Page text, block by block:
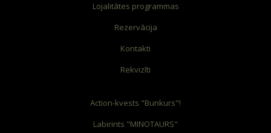
Lojalitātes programmas
Rezervācija
Kontakti
Rekvizīti
Action-kvests "Bunkurs"!
Labirints "MINOTAURS"